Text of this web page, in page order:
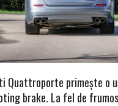
Quattroporte primește o
brake. La fel de frumos